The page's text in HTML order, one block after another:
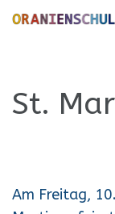
St.
Am Freitag,